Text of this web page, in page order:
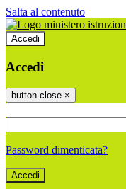
Salta al contenuto
Accedi
Accedi
button close ×
Password dimenticata?